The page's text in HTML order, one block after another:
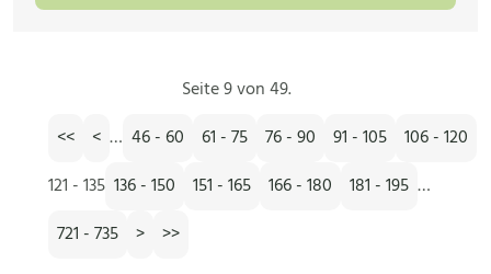
Seite 9 von 49.
<<
< … 46 - 60 61 - 75 76 - 90 91 - 105
106 - 120
121 - 135 136 - 150 151 - 165 166 - 180 181 - 195 …
721 - 735
> >>